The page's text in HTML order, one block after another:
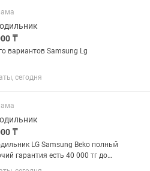
₸
вариантов Samsung Lg
сегодня
₸
LG Samsung Beko полный
гарантия есть 40 000 тг до
тг много сразу